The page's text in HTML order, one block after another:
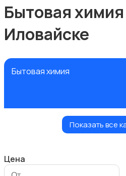
Бытовая химия
Иловайске
Бытовая химия
Показать все
Цена